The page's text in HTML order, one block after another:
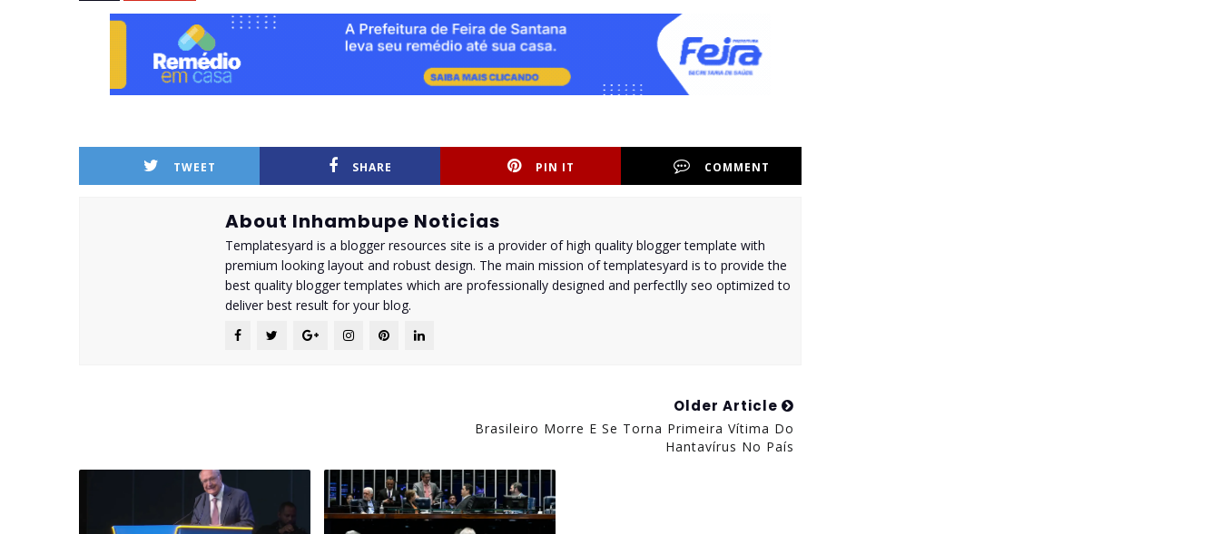
TWEET SHARE PIN IT COMMENT
About Inhambupe Noticias
Templatesyard is a blogger resources site is a provider of high quality blogger template with
premium looking layout and robust design. The main mission of templatesyard is to provide the
best quality blogger templates which are professionally designed and perfectlly seo optimized to
deliver best result for your blog.
Older Article
Brasileiro Morre E Se Torna Primeira Vítima Do
Hantavírus No País